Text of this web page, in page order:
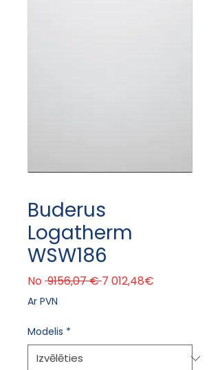
Buderus
Logatherm
WSW186
No 9156,07 € Parastā cena
7 012,48€
Ar PVN
Modelis *